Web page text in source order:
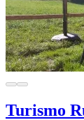
Turismo